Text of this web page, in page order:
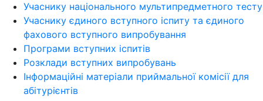
Учаснику національного мультипредметного тесту
Учаснику єдиного вступного іспиту та єдиного
фахового вступного випробування
Програми вступних іспитів
Розклади вступних випробувань
Інформаційні матеріали приймальної комісії для
абітурієнтів